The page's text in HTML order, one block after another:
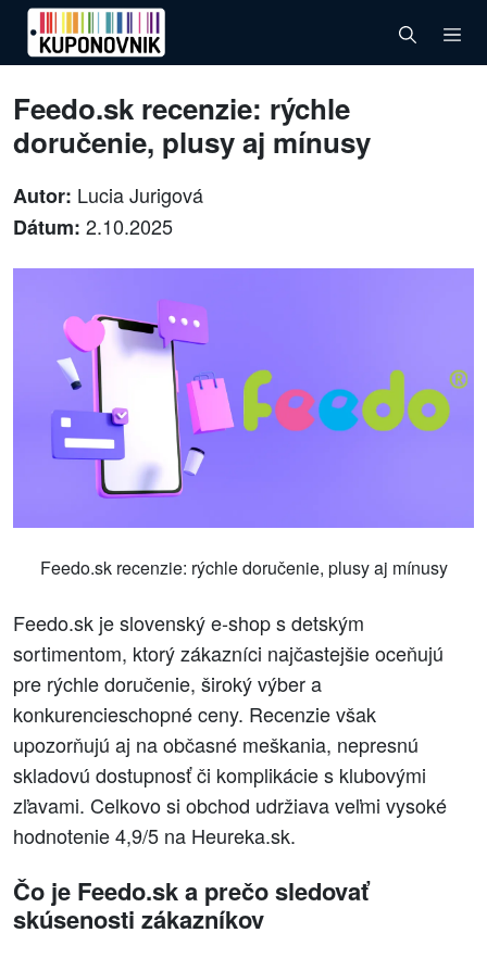
Feedo.sk recenzie: rýchle
doručenie, plusy aj mínusy
Autor: Lucia Jurigová
Dátum: 2.10.2025
Feedo.sk recenzie: rýchle doručenie, plusy aj mínusy
Feedo.sk je slovenský e‑shop s detským
sortimentom, ktorý zákazníci najčastejšie oceňujú
pre rýchle doručenie, široký výber a
konkurencieschopné ceny. Recenzie však
upozorňujú aj na občasné meškania, nepresnú
skladovú dostupnosť či komplikácie s klubovými
zľavami. Celkovo si obchod udržiava veľmi vysoké
hodnotenie 4,9/5 na Heureka.sk.
Čo je Feedo.sk a prečo sledovať
skúsenosti zákazníkov